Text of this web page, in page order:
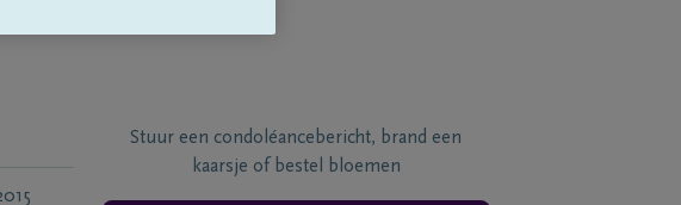
Stuur een condoléancebericht, brand een
kaarsje of bestel bloemen